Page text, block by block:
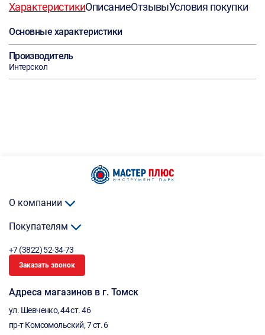
ХарактеристикиОписаниеОтзывыУсловия покупки
Основные характеристики
Производитель
Интерскол
О компании
Покупателям
+7 (3822) 52-34-73
Заказать звонок
Адреса магазинов в г. Томск
ул. Шевченко, 44 ст. 46
пр-т Комсомольский, 7 ст. 6